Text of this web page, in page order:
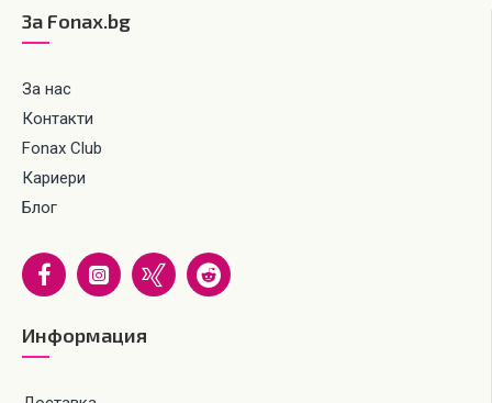
За Fonax.bg
За нас
Контакти
Fonax Club
Кариери
Блог
Информация